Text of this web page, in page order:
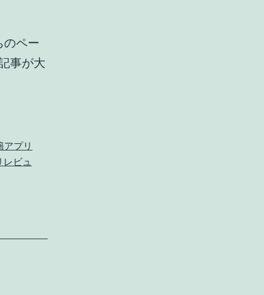
のペー
事が大
アプリ
ビュ